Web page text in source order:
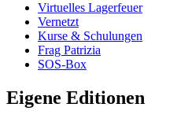
Virtuelles Lagerfeuer
Vernetzt
Kurse & Schulungen
Frag Patrizia
SOS-Box
Eigene Editionen